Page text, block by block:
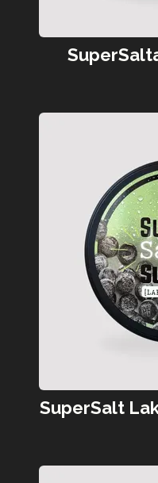
SuperSalt